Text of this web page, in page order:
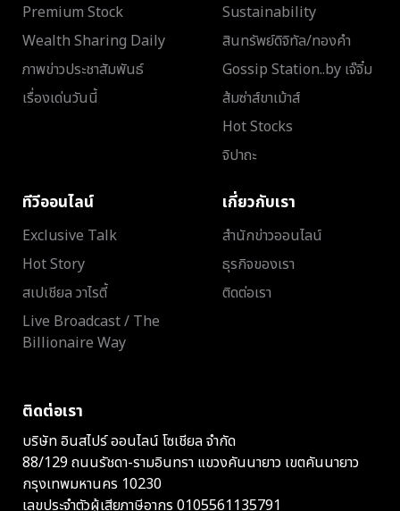
Premium Stock
Wealth Sharing Daily
ภาพข่าวประชาสัมพันธ์
เรื่องเด่นวันนี้
Sustainability
สินทรัพย์ดิจิทัล/ทองคำ
Gossip Station..by เจ๊จิ๋ม
ส้มซ่าส์ขาเม้าส์
Hot Stocks
จิปาถะ
ทีวีออนไลน์
Exclusive Talk
Hot Story
สเปเชียล วาไรตี้
Live Broadcast / The
Billionaire Way
เกี่ยวกับเรา
สำนักข่าวออนไลน์
ธุรกิจของเรา
ติดต่อเรา
ติดต่อเรา
บริษัท อินสไปร์ ออนไลน์ โซเชียล จำกัด
88/129 ถนนรัชดา-รามอินทรา แขวงคันนายาว เขตคันนายาว
กรุงเทพมหานคร 10230
เลขประจำตัวผู้เสียภาษีอากร 0105561135791